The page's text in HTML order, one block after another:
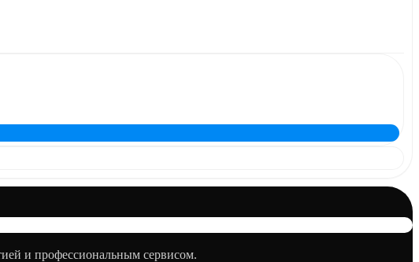
и профессиональным сервисом.